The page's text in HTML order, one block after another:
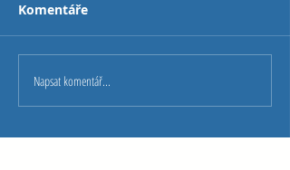
Komentáře
Napsat komentář...